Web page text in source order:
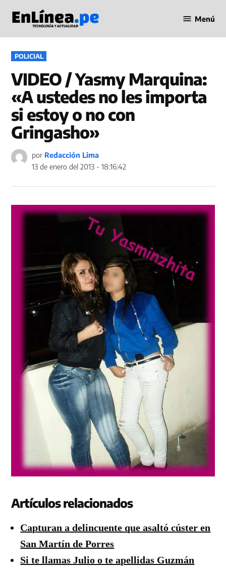
contenido
en Línea
Menú
PUBLICADO
EN
POLICIAL
VIDEO / Yasmy Marquina:
«A ustedes no les importa
si estoy o no con
Gringasho»
por Redacción Lima
13 de enero del 2013 - 18:16:42
Artículos relacionados
Capturan a delincuente que asaltó cúster en
San Martín de Porres
Si te llamas Julio o te apellidas Guzmán